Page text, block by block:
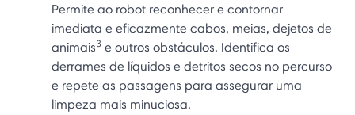
Permite ao robot reconhecer e contornar
imediata e eficazmente cabos, meias, dejetos de
animais3 e outros obstáculos. Identifica os
derrames de líquidos e detritos secos no percurso
e repete as passagens para assegurar uma
limpeza mais minuciosa.